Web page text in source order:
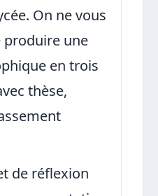
On ne vous
produire une
en trois
thèse,
de réflexion